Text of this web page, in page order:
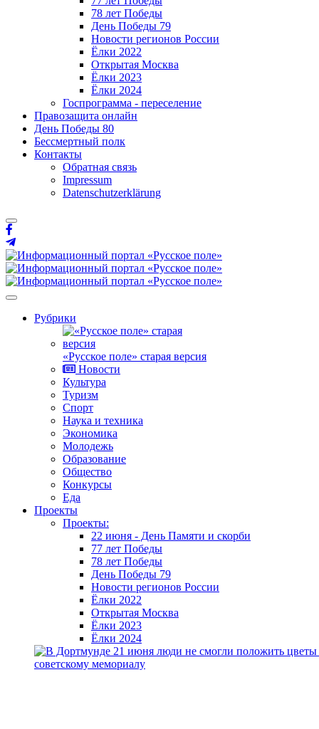
78 лет Победы
День Победы 79
Новости регионов России
Ёлки 2022
Открытая Москва
Ёлки 2023
Ёлки 2024
Госпрограмма - переселение
Правозащита онлайн
День Победы 80
Бессмертный полк
Контакты
Обратная связь
Impressum
Datenschutzerklärung
Рубрики
«Русское поле» старая версия
Новости
Культура
Туризм
Спорт
Наука и техника
Экономика
Молодежь
Образование
Общество
Конкурсы
Еда
Проекты
Проекты:
22 июня - День Памяти и скорби
77 лет Победы
78 лет Победы
День Победы 79
Новости регионов России
Ёлки 2022
Открытая Москва
Ёлки 2023
Ёлки 2024